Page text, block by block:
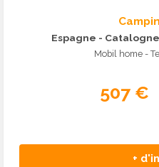
Espagne - Catalogne
Mobil home -
507 €
+